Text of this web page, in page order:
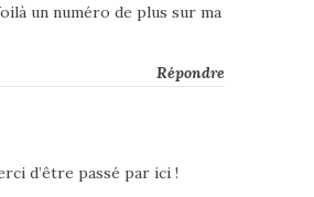
un numéro de plus sur ma
Répondre
d’être passé par ici !